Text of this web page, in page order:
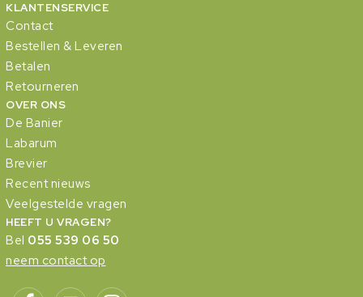
KLANTENSERVICE
Contact
Bestellen & Leveren
Betalen
Retourneren
OVER ONS
De Banier
Labarum
Brevier
Recent nieuws
Veelgestelde vragen
HEEFT U VRAGEN?
Bel 055 539 06 50
neem contact op